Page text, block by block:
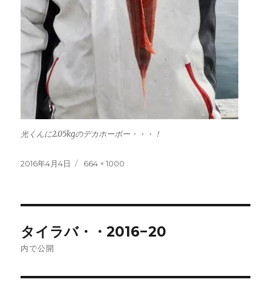
光くんに2.05kgのデカホーボー・・・！
投
2016年4月4日
フ
664 × 1000
稿
タイラバ・・2016−20
内で公開